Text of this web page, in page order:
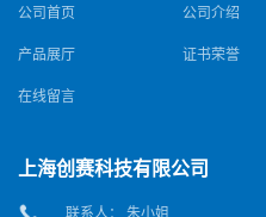
公司首页 公司介绍
产品展厅 证书荣誉
在线留言
上海创赛科技有限公司
联系人： 朱小姐